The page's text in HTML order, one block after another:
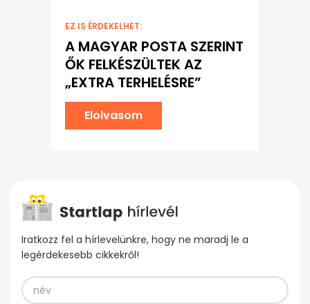
EZ IS ÉRDEKELHET:
A MAGYAR POSTA SZERINT
ŐK FELKÉSZÜLTEK AZ
„EXTRA TERHELÉSRE”
Elolvasom
Iratkozz fel a hírlevelünkre, hogy ne maradj le a
legérdekesebb cikkekről!